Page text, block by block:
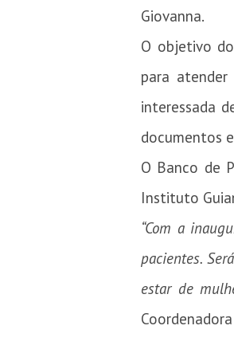
Giovanna.
O objetivo
para
interessada
documentos
O Banco de
Instituto
“Com a
pacientes.
estar de